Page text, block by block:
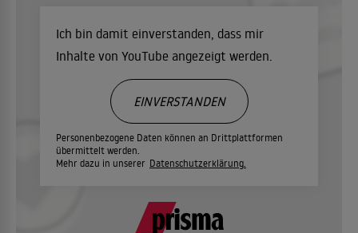
Ich bin damit einverstanden, dass mir
Inhalte von YouTube angezeigt werden.
Personenbezogene Daten können an Drittplattformen
übermittelt werden.
Mehr dazu in unserer Datenschutzerklärung.
EINVERSTANDEN